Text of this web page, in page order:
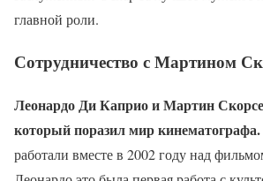
главной роли.
Сотрудничество с Мартином
Леонардо Ди Каприо и Мартин
который поразил мир кинематографа.
работали вместе в 2002 году над